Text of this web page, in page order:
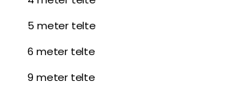
5 meter telte
6 meter telte
9 meter telte